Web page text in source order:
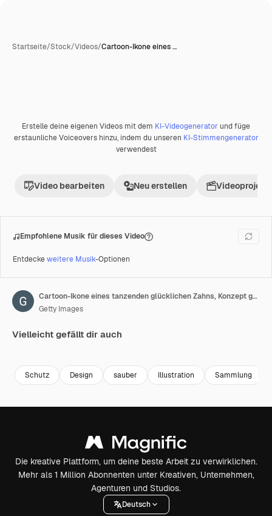
Startseite/Stock/Videos/Cartoon-Ikone eines …
Premium
Erstelle deine eigenen Videos mit dem KI-Videogenerator und füge
erstaunliche Voiceovers hinzu, indem du unseren KI-Stimmengenerator
verwendest
Video bearbeiten Neu erstellen Videoprojekt
Empfohlene Musik für dieses Video
Entdeckeweitere Musik-Optionen
Cartoon-Ikone eines tanzenden glücklichen Zahns, Konzept gesunder Zähne, Loop auf orangefarbenem Hintergrund
Getty Images
Vielleicht gefällt dir auch
Schutz Design sauber Illustration Sammlung
Die kreative Plattform, um deine beste Arbeit zu verwirklichen.
Mehr als 1 Million Abonnenten unter Kreativen, Unternehmen,
Agenturen und Studios.
Deutsch